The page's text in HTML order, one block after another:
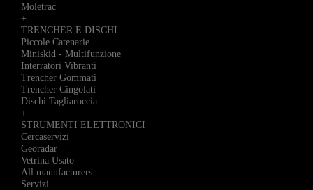
Moletrac
+
TRENCHER E DISCHI
Piccole Catenarie
Miniskid - Multifunzione
Interratori Vibranti
Trencher Gommati
Trencher Cingolati
Dischi Tagliaroccia
+
STRUMENTI ELETTRONICI
Cercaservizi
Georadar
Vetrina Usato
All manufacturers
Servizi